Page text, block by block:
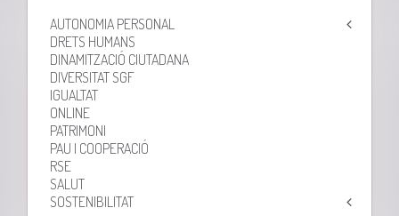
AUTONOMIA PERSONAL
DRETS HUMANS
DINAMITZACIÓ CIUTADANA
DIVERSITAT SGF
IGUALTAT
ONLINE
PATRIMONI
PAU I COOPERACIÓ
RSE
SALUT
SOSTENIBILITAT